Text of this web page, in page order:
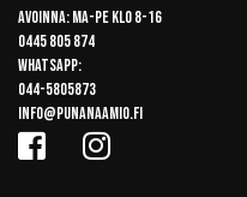
Avoinna: Ma-pe klo 8-16
0445 805 874
Whatsapp:
044-5805873
info@punanaamio.fi